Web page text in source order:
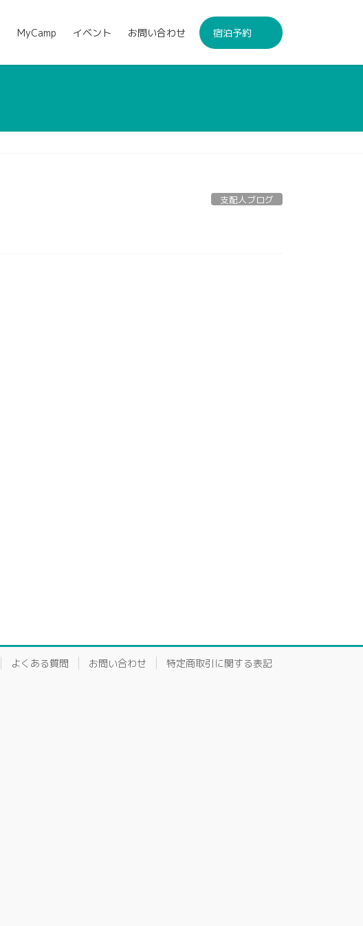
MyCamp イベント お問い合わせ 宿泊予約
支配人ブログ
よくある質問 お問い合わせ
特定商取引に関する表記